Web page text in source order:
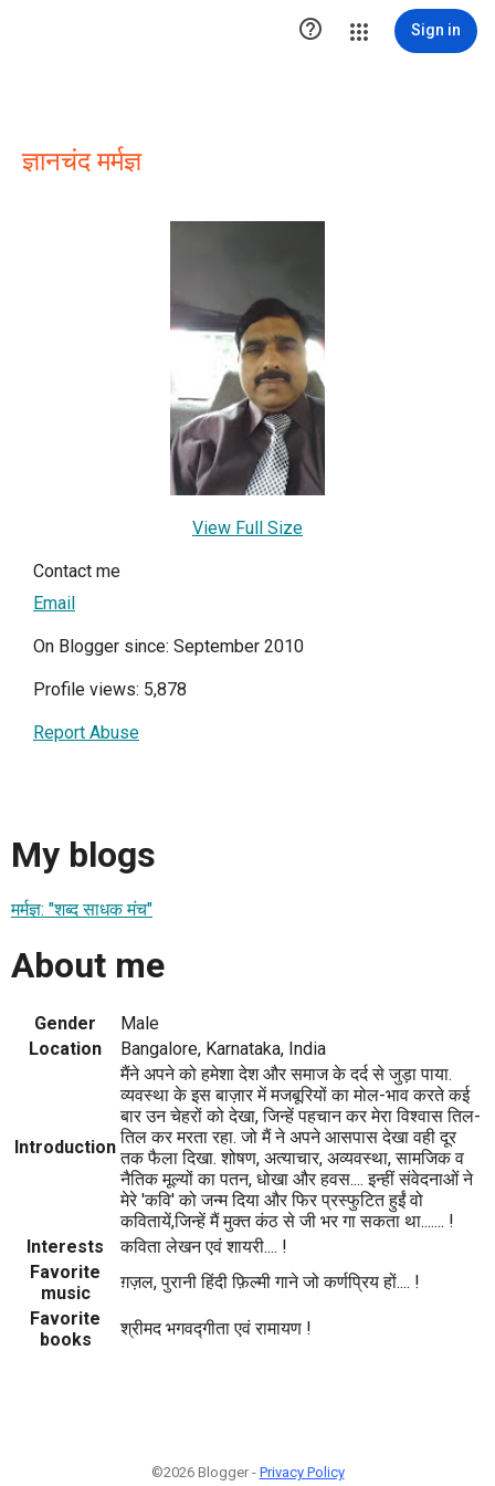
 Sign in
ज्ञानचंद मर्मज्ञ
View Full Size
Contact me
Email
On Blogger since: September 2010
Profile views: 5,878
Report Abuse
My blogs
मर्मज्ञ: "शब्द साधक मंच"
About me
Gender
Male
Location
Bangalore, Karnataka, India
Introduction
मैंने अपने को हमेशा देश और समाज के दर्द से जुड़ा पाया.
व्यवस्था के इस बाज़ार में मजबूरियों का मोल-भाव करते कई
बार उन चेहरों को देखा, जिन्हें पहचान कर मेरा विश्वास तिल-
तिल कर मरता रहा. जो मैं ने अपने आसपास देखा वही दूर
तक फैला दिखा. शोषण, अत्याचार, अव्यवस्था, सामजिक व
नैतिक मूल्यों का पतन, धोखा और हवस.... इन्हीं संवेदनाओं ने
मेरे 'कवि' को जन्म दिया और फिर प्रस्फुटित हुईं वो
कवितायें,जिन्हें मैं मुक्त कंठ से जी भर गा सकता था....... !
Interests
कविता लेखन एवं शायरी.... !
Favorite
music
ग़ज़ल, पुरानी हिंदी फ़िल्मी गाने जो कर्णप्रिय हों.... !
Favorite
books
श्रीमद भगवद्गीता एवं रामायण !
©2026 Blogger - Privacy Policy